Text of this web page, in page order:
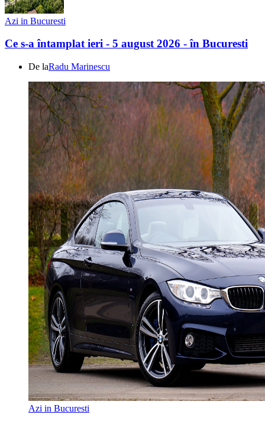
Azi in Bucuresti
Ce s-a întamplat ieri - 5 august 2026 - în Bucuresti
De laRadu Marinescu
Azi in Bucuresti